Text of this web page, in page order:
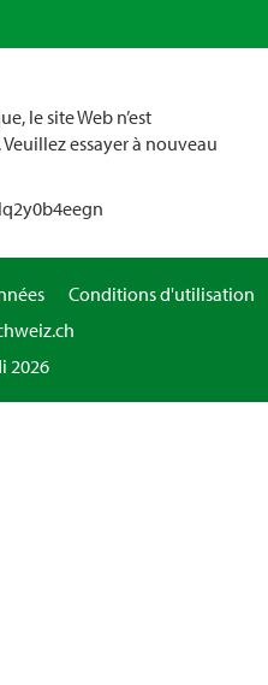
le site Web n’est
essayer à nouveau
Conditions d'utilisation
2026